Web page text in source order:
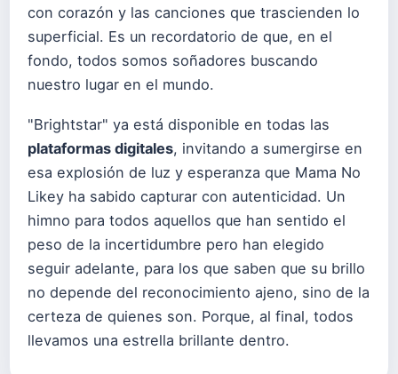
con corazón y las canciones que trascienden lo
superficial. Es un recordatorio de que, en el
fondo, todos somos soñadores buscando
nuestro lugar en el mundo.
"Brightstar" ya está disponible en todas las
plataformas digitales, invitando a sumergirse en
esa explosión de luz y esperanza que Mama No
Likey ha sabido capturar con autenticidad. Un
himno para todos aquellos que han sentido el
peso de la incertidumbre pero han elegido
seguir adelante, para los que saben que su brillo
no depende del reconocimiento ajeno, sino de la
certeza de quienes son. Porque, al final, todos
llevamos una estrella brillante dentro.